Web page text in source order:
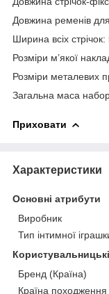
Довжина ременів
Ширина всіх стрічок:
Розміри м’якої
Розміри металевих
Загальна маса
Приховати
Характеристики
Основні атрибути
Виробник
Тип інтимної
Бренд (Країна)
Країна походження